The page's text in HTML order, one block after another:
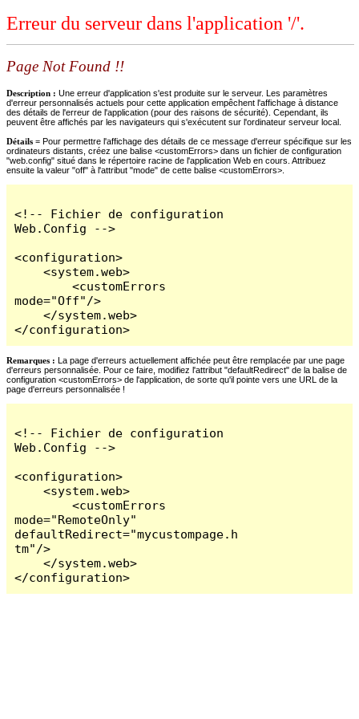
Erreur du serveur dans l'application '/'.
Page Not Found !!
Description : Une erreur d'application s'est produite sur le serveur. Les paramètres
d'erreur personnalisés actuels pour cette application empêchent l'affichage à distance
des détails de l'erreur de l'application (pour des raisons de sécurité). Cependant, ils
peuvent être affichés par les navigateurs qui s'exécutent sur l'ordinateur serveur local.
Détails = Pour permettre l'affichage des détails de ce message d'erreur spécifique sur les
ordinateurs distants, créez une balise <customErrors> dans un fichier de configuration
"web.config" situé dans le répertoire racine de l'application Web en cours. Attribuez
ensuite la valeur "off" à l'attribut "mode" de cette balise <customErrors>.
<!-- Fichier de configuration
Web.Config -->
<configuration>
    <system.web>
        <customErrors
mode="Off"/>
    </system.web>
</configuration>
Remarques : La page d'erreurs actuellement affichée peut être remplacée par une page
d'erreurs personnalisée. Pour ce faire, modifiez l'attribut "defaultRedirect" de la balise de
configuration <customErrors> de l'application, de sorte qu'il pointe vers une URL de la
page d'erreurs personnalisée !
<!-- Fichier de configuration
Web.Config -->
<configuration>
    <system.web>
        <customErrors
mode="RemoteOnly"
defaultRedirect="mycustompage.h
tm"/>
    </system.web>
</configuration>